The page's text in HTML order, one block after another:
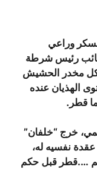
وراعي
نائب رئيس شرطة
مخدر الحشيش
الهذيان عنده
قطر.
خرج “خلفان”
نفسيه له،
….قطر قبل حكم